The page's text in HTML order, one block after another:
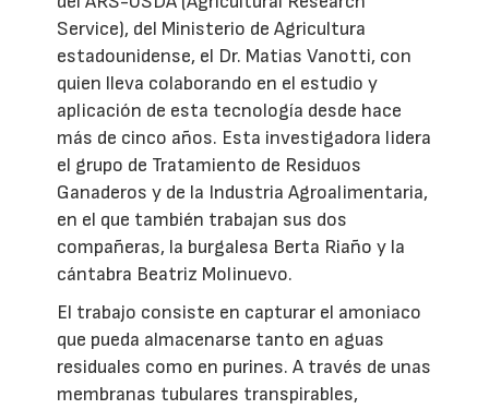
Service), del Ministerio de Agricultura
estadounidense, el Dr. Matias Vanotti, con
quien lleva colaborando en el estudio y
aplicación de esta tecnología desde hace
más de cinco años. Esta investigadora lidera
el grupo de Tratamiento de Residuos
Ganaderos y de la Industria Agroalimentaria,
en el que también trabajan sus dos
compañeras, la burgalesa Berta Riaño y la
cántabra Beatriz Molinuevo.
El trabajo consiste en capturar el amoniaco
que pueda almacenarse tanto en aguas
residuales como en purines. A través de unas
membranas tubulares transpirables,